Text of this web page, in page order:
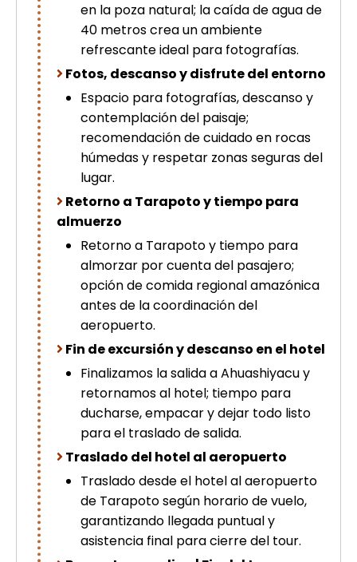
en la poza natural; la caída de agua de
40 metros crea un ambiente
refrescante ideal para fotografías.
Fotos, descanso y disfrute del entorno
Espacio para fotografías, descanso y
contemplación del paisaje;
recomendación de cuidado en rocas
húmedas y respetar zonas seguras del
lugar.
Retorno a Tarapoto y tiempo para
almuerzo
Retorno a Tarapoto y tiempo para
almorzar por cuenta del pasajero;
opción de comida regional amazónica
antes de la coordinación del
aeropuerto.
Fin de excursión y descanso en el hotel
Finalizamos la salida a Ahuashiyacu y
retornamos al hotel; tiempo para
ducharse, empacar y dejar todo listo
para el traslado de salida.
Traslado del hotel al aeropuerto
Traslado desde el hotel al aeropuerto
de Tarapoto según horario de vuelo,
garantizando llegada puntual y
asistencia final para cierre del tour.